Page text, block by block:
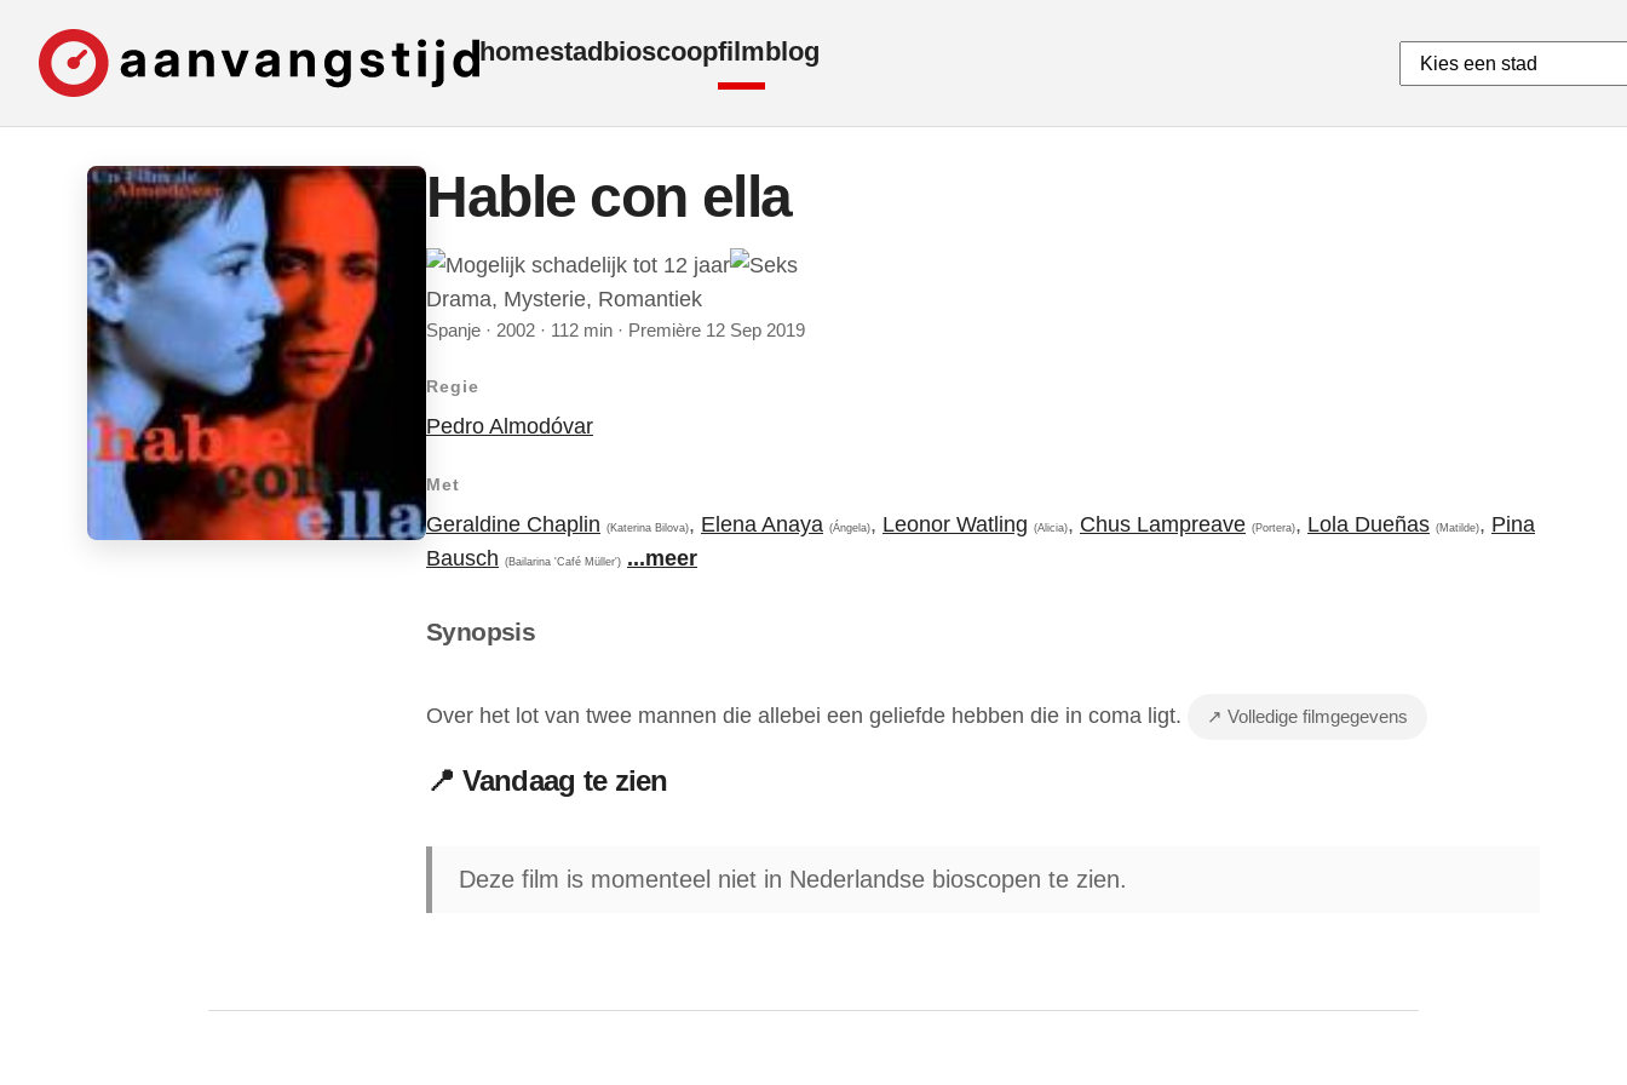
homestadbioscoopfilmblog
Hable con ella
Drama, Mysterie, Romantiek
Spanje · 2002 · 112 min · Première 12 Sep 2019
Regie
Pedro Almodóvar
Met
Geraldine Chaplin (Katerina Bilova), Elena Anaya (Ángela), Leonor Watling (Alicia), Chus Lampreave (Portera), Lola Dueñas (Matilde), Pina
Bausch (Bailarina 'Café Müller') ...meer
Synopsis
Over het lot van twee mannen die allebei een geliefde hebben die in coma ligt. ↗ Volledige filmgegevens
📍 Vandaag te zien
Deze film is momenteel niet in Nederlandse bioscopen te zien.